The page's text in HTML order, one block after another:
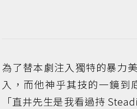
為了替本劇注入獨特的暴力
入，而他神乎其技的一鏡
「直井先生是我看過持